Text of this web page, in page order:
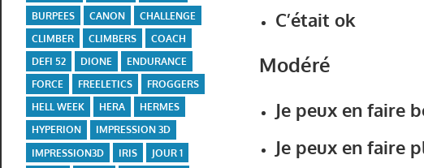
C’était ok
Modéré
Je peux en faire
Je peux en faire
BURPEES
CANON
CHALLENGE
CLIMBER
CLIMBERS
COACH
DEFI 52
DIONE
ENDURANCE
FORCE
FREELETICS
FROGGERS
HELL WEEK
HERA
HERMES
HYPERION
IMPRESSION 3D
IMPRESSION3D
IRIS
JOUR 1